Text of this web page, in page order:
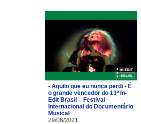
- Aquilo que eu nunca perdi - É
o grande vencedor do 13º In-
Edit Brasil – Festival
Internacional do Documentário
Musical
29/06/2021